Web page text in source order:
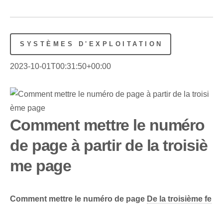
SYSTÈMES D'EXPLOITATION
2023-10-01T00:31:50+00:00
Comment mettre le numéro
de page à partir de la troisiè
me page
Comment mettre le numéro de page De la troisième fe